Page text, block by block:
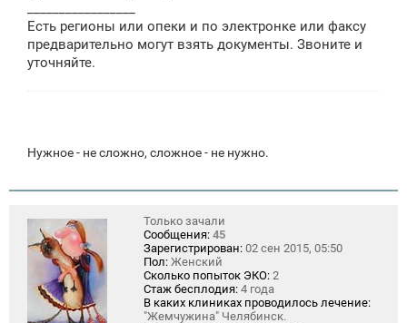
Есть регионы или опеки и по электронке или факсу
предварительно могут взять документы. Звоните и
уточняйте.
Нужное - не сложно, сложное - не нужно.
Только зачали
Сообщения: 45
Зарегистрирован: 02 сен 2015, 05:50
Пол: Женский
Сколько попыток ЭКО: 2
Стаж бесплодия: 4 года
В каких клиниках проводилось лечение:
"Жемчужина" Челябинск.